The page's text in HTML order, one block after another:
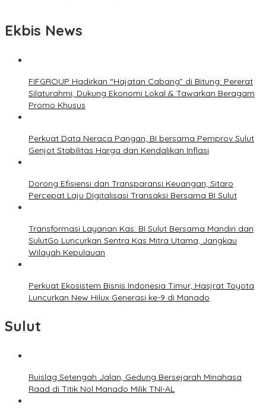
Ekbis News
FIFGROUP Hadirkan “Hajatan Cabang” di Bitung: Pererat
Silaturahmi, Dukung Ekonomi Lokal & Tawarkan Beragam
Promo Khusus
Perkuat Data Neraca Pangan, BI bersama Pemprov Sulut
Genjot Stabilitas Harga dan Kendalikan Inflasi
Dorong Efisiensi dan Transparansi Keuangan, Sitaro
Percepat Laju Digitalisasi Transaksi Bersama BI Sulut
Transformasi Layanan Kas: BI Sulut Bersama Mandiri dan
SulutGo Luncurkan Sentra Kas Mitra Utama, Jangkau
Wilayah Kepulauan
Perkuat Ekosistem Bisnis Indonesia Timur, Hasjrat Toyota
Luncurkan New Hilux Generasi ke-9 di Manado
Sulut
Ruislag Setengah Jalan, Gedung Bersejarah Minahasa
Raad di Titik Nol Manado Milik TNI-AL